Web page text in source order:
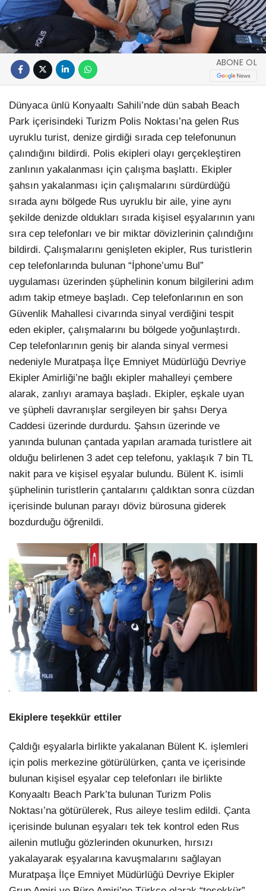
ABONE OL
Dünyaca ünlü Konyaaltı Sahili’nde dün sabah Beach
Park içerisindeki Turizm Polis Noktası’na gelen Rus
uyruklu turist, denize girdiği sırada cep telefonunun
çalındığını bildirdi. Polis ekipleri olayı gerçekleştiren
zanlının yakalanması için çalışma başlattı. Ekipler
şahsın yakalanması için çalışmalarını sürdürdüğü
sırada aynı bölgede Rus uyruklu bir aile, yine aynı
şekilde denizde oldukları sırada kişisel eşyalarının yanı
sıra cep telefonları ve bir miktar dövizlerinin çalındığını
bildirdi. Çalışmalarını genişleten ekipler, Rus turistlerin
cep telefonlarında bulunan “İphone’umu Bul”
uygulaması üzerinden şüphelinin konum bilgilerini adım
adım takip etmeye başladı. Cep telefonlarının en son
Güvenlik Mahallesi civarında sinyal verdiğini tespit
eden ekipler, çalışmalarını bu bölgede yoğunlaştırdı.
Cep telefonlarının geniş bir alanda sinyal vermesi
nedeniyle Muratpaşa İlçe Emniyet Müdürlüğü Devriye
Ekipler Amirliği’ne bağlı ekipler mahalleyi çembere
alarak, zanlıyı aramaya başladı. Ekipler, eşkale uyan
ve şüpheli davranışlar sergileyen bir şahsı Derya
Caddesi üzerinde durdurdu. Şahsın üzerinde ve
yanında bulunan çantada yapılan aramada turistlere ait
olduğu belirlenen 3 adet cep telefonu, yaklaşık 7 bin TL
nakit para ve kişisel eşyalar bulundu. Bülent K. isimli
şüphelinin turistlerin çantalarını çaldıktan sonra cüzdan
içerisinde bulunan parayı döviz bürosuna giderek
bozdurduğu öğrenildi.
Ekiplere teşekkür ettiler
Çaldığı eşyalarla birlikte yakalanan Bülent K. işlemleri
için polis merkezine götürülürken, çanta ve içerisinde
bulunan kişisel eşyalar cep telefonları ile birlikte
Konyaaltı Beach Park’ta bulunan Turizm Polis
Noktası’na götürülerek, Rus aileye teslim edildi. Çanta
içerisinde bulunan eşyaları tek tek kontrol eden Rus
ailenin mutluğu gözlerinden okunurken, hırsızı
yakalayarak eşyalarına kavuşmalarını sağlayan
Muratpaşa İlçe Emniyet Müdürlüğü Devriye Ekipler